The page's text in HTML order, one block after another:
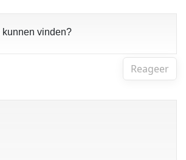
vinden?
Reageer